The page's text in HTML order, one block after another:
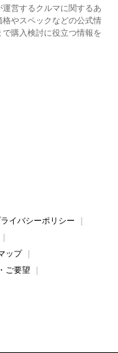
営するクルマに関するあ
やスペックなどの公式情
購入検討に役立つ情報を
イバシーポリシー
ップ
ご要望